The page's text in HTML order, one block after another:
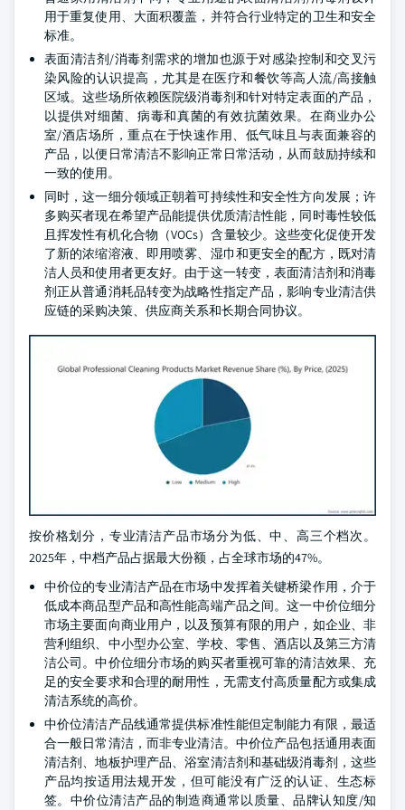
用于重复使用、大面积覆盖，并符合行业特定的卫生和安全
标准。
表面清洁剂/消毒剂需求的增加也源于对感染控制和交叉污
染风险的认识提高，尤其是在医疗和餐饮等高人流/高接触
区域。这些场所依赖医院级消毒剂和针对特定表面的产品，
以提供对细菌、病毒和真菌的有效抗菌效果。在商业办公
室/酒店场所，重点在于快速作用、低气味且与表面兼容的
产品，以便日常清洁不影响正常日常活动，从而鼓励持续和
一致的使用。
同时，这一细分领域正朝着可持续性和安全性方向发展；许
多购买者现在希望产品能提供优质清洁性能，同时毒性较低
且挥发性有机化合物（VOCs）含量较少。这些变化促使开发
了新的浓缩溶液、即用喷雾、湿巾和更安全的配方，既对清
洁人员和使用者更友好。由于这一转变，表面清洁剂和消毒
剂正从普通消耗品转变为战略性指定产品，影响专业清洁供
应链的采购决策、供应商关系和长期合同协议。
按价格划分，专业清洁产品市场分为低、中、高三个档次。
2025年，中档产品占据最大份额，占全球市场的47%。
中价位的专业清洁产品在市场中发挥着关键桥梁作用，介于
低成本商品型产品和高性能高端产品之间。这一中价位细分
市场主要面向商业用户，以及预算有限的用户，如企业、非
营利组织、中小型办公室、学校、零售、酒店以及第三方清
洁公司。中价位细分市场的购买者重视可靠的清洁效果、充
足的安全要求和合理的耐用性，无需支付高质量配方或集成
清洁系统的高价。
中价位清洁产品线通常提供标准性能但定制能力有限，最适
合一般日常清洁，而非专业清洁。中价位产品包括通用表面
清洁剂、地板护理产品、浴室清洁剂和基础级消毒剂，这些
产品均按适用法规开发，但可能没有广泛的认证、生态标
签。中价位清洁产品的制造商通常以质量、品牌认知度/知